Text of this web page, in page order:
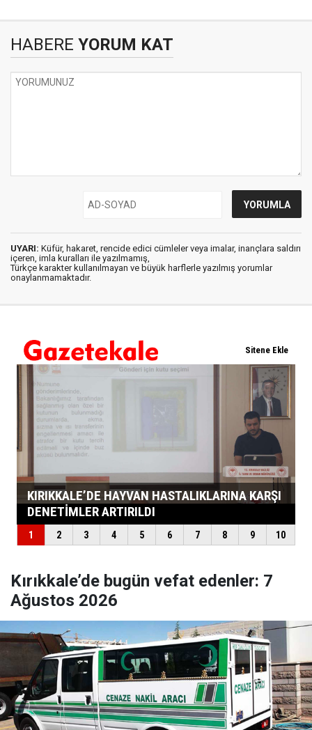
HABERE YORUM KAT
UYARI: Küfür, hakaret, rencide edici cümleler veya imalar, inançlara saldırı
içeren, imla kuralları ile yazılmamış,
Türkçe karakter kullanılmayan ve büyük harflerle yazılmış yorumlar
onaylanmamaktadır.
Kırıkkale’de bugün vefat edenler: 7
Ağustos 2026